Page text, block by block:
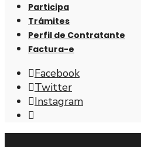
Participa
Trámites
Perfil de Contratante
Factura-e
Facebook
Twitter
Instagram